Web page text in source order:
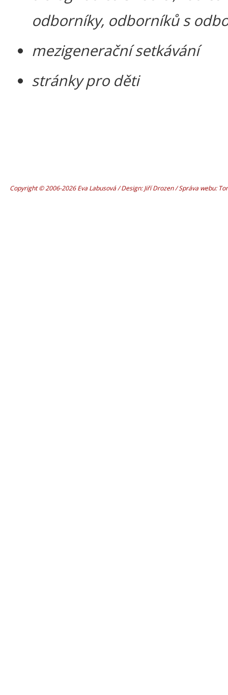
odborníky, odborníků s
mezigenerační setkávání
stránky pro děti
Copyright © 2006-2026 Eva Labusová / Design: Jiří Drozen / Správa webu: